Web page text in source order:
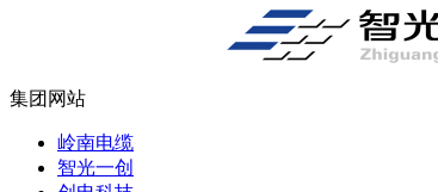
集团网站
岭南电缆
智光一创